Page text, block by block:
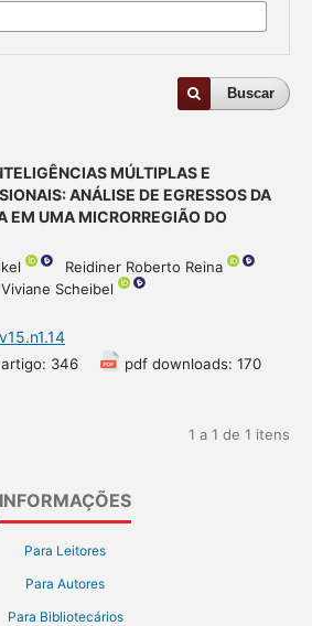
Buscar
MÚLTIPLAS E
ANÁLISE DE EGRESSOS DA
EM UMA MICRORREGIÃO DO
Reidiner Roberto Reina
Viviane Scheibel
346 pdf downloads: 170
1 a 1 de 1 itens
INFORMAÇÕES
Para Leitores
Para Autores
Para Bibliotecários